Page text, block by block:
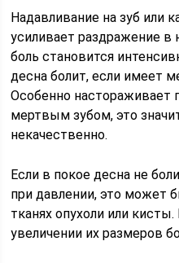
Надавливание на зуб или
усиливает раздражение в
боль становится
десна болит, если имеет
Особенно настораживает
мертвым зубом, это
некачественно.
Если в покое десна не
при давлении, это может
тканях опухоли или
увеличении их размеров